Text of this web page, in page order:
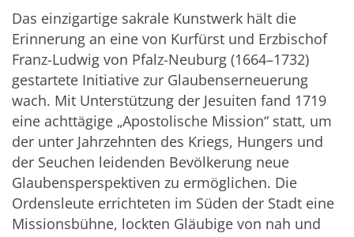
Das einzigartige sakrale Kunstwerk hält die
Erinnerung an eine von Kurfürst und Erzbischof
Franz-Ludwig von Pfalz-Neuburg (1664–1732)
gestartete Initiative zur Glaubenserneuerung
wach. Mit Unterstützung der Jesuiten fand 1719
eine achttägige „Apostolische Mission“ statt, um
der unter Jahrzehnten des Kriegs, Hungers und
der Seuchen leidenden Bevölkerung neue
Glaubensperspektiven zu ermöglichen. Die
Ordensleute errichteten im Süden der Stadt eine
Missionsbühne, lockten Gläubige von nah und